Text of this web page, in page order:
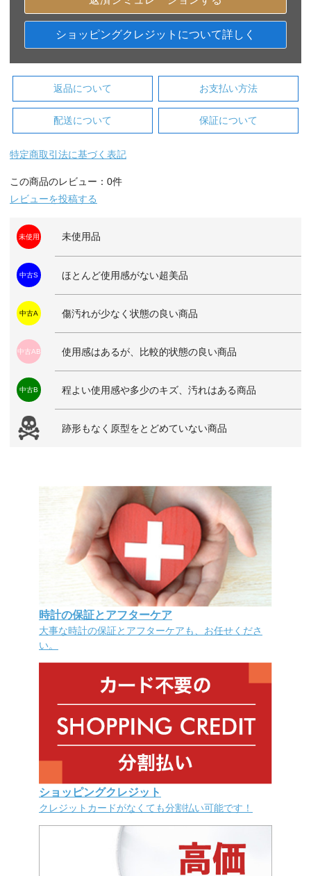
ショッピングクレジットについて詳しく
返品について お支払い方法
配送について 保証について
特定商取引法に基づく表記
この商品のレビュー：0件
レビューを投稿する
未使用 未使用品
中古S ほとんど使用感がない超美品
中古A 傷汚れが少なく状態の良い商品
中古AB 使用感はあるが、比較的状態の良い商品
中古B 程よい使用感や多少のキズ、汚れはある商品
跡形もなく原型をとどめていない商品
時計の保証とアフターケア
大事な時計の保証とアフターケアも、お任せくださ
い。
ショッピングクレジット
クレジットカードがなくても分割払い可能です！